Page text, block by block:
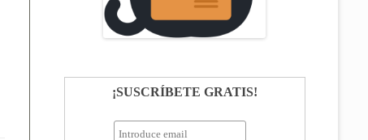
¡SUSCRÍBETE GRATIS!